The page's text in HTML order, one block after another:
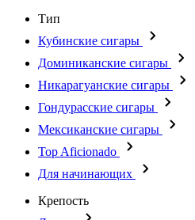
Тип
Кубинские сигары
Доминиканские сигары
Никарагуанские сигары
Гондурасские сигары
Мексиканские сигары
Top Aficionado
Для начинающих
Крепость